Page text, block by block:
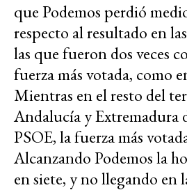
que Podemos perdió
respecto al resultado en
las que fueron dos veces
fuerza más votada, como
Mientras en el resto del
Andalucía y Extremadura
PSOE, la fuerza más
Alcanzando Podemos la
en siete, y no llegando en